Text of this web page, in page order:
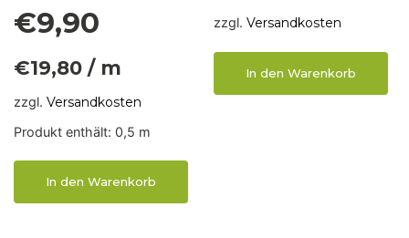
€9,90
€19,80 / m
zzgl. Versandkosten
Produkt enthält: 0,5 m
In den Warenkorb
zzgl. Versandkosten
In den Warenkorb